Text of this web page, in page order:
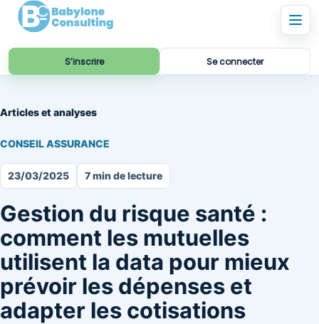
S’inscrire Se connecter
Articles et analyses
CONSEIL ASSURANCE
23/03/2025 7 min de lecture
Gestion du risque santé :
comment les mutuelles
utilisent la data pour mieux
prévoir les dépenses et
adapter les cotisations